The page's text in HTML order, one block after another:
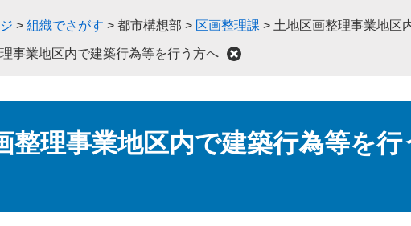
> 組織でさがす > 都市構想部 > 区画整理課 > 土地区画整理事業地区
事業地区内で建築行為等を行う方へ
整理事業地区内で建築行為等を行